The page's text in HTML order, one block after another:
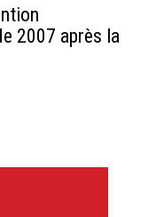
2007 après la